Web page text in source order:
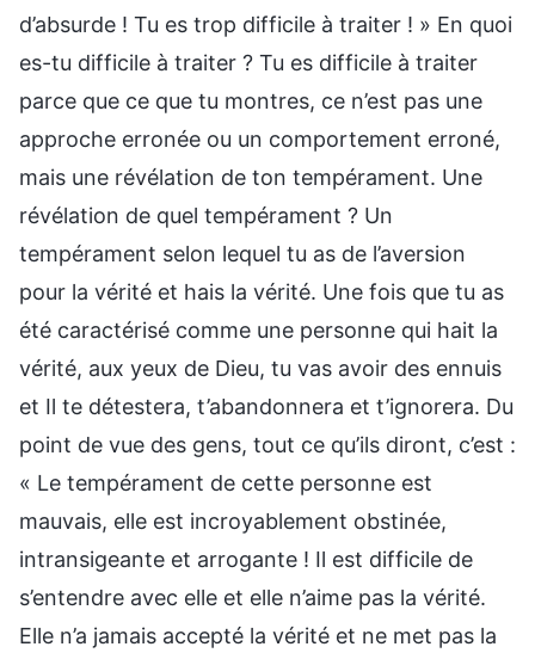
d’absurde ! Tu es trop difficile à traiter ! » En quoi
es-tu difficile à traiter ? Tu es difficile à traiter
parce que ce que tu montres, ce n’est pas une
approche erronée ou un comportement erroné,
mais une révélation de ton tempérament. Une
révélation de quel tempérament ? Un
tempérament selon lequel tu as de l’aversion
pour la vérité et hais la vérité. Une fois que tu as
été caractérisé comme une personne qui hait la
vérité, aux yeux de Dieu, tu vas avoir des ennuis
et Il te détestera, t’abandonnera et t’ignorera. Du
point de vue des gens, tout ce qu’ils diront, c’est :
« Le tempérament de cette personne est
mauvais, elle est incroyablement obstinée,
intransigeante et arrogante ! Il est difficile de
s’entendre avec elle et elle n’aime pas la vérité.
Elle n’a jamais accepté la vérité et ne met pas la